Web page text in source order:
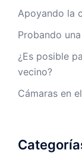
Apoyando la
Probando
¿Es posible
vecino?
Cámaras en